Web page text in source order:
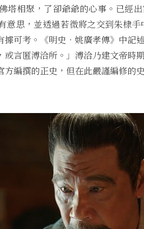
塔相聚，了卻爺爺的心事。已經
意思，並透過若微將之交到朱棣
據可考。《明史．姚廣孝傳》中記
言匿溥洽所。」溥洽乃建文帝時
方編撰的正史，但在此嚴謹編修的